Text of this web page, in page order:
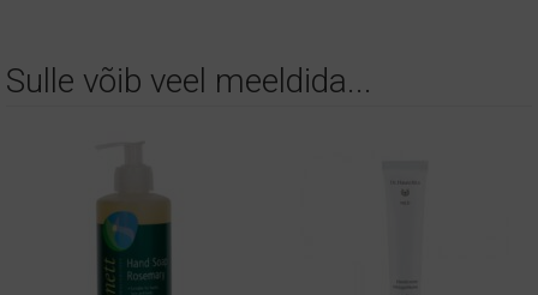
Sulle võib veel meeldida...